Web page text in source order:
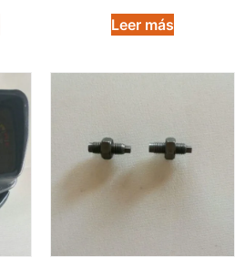
de 5
Leer más